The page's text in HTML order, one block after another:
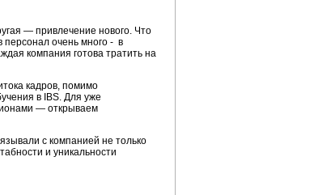
— привлечение нового. Что
персонал очень много - в
компания готова тратить на
кадров, помимо
в IBS. Для уже
— открываем
с компанией не только
и уникальности